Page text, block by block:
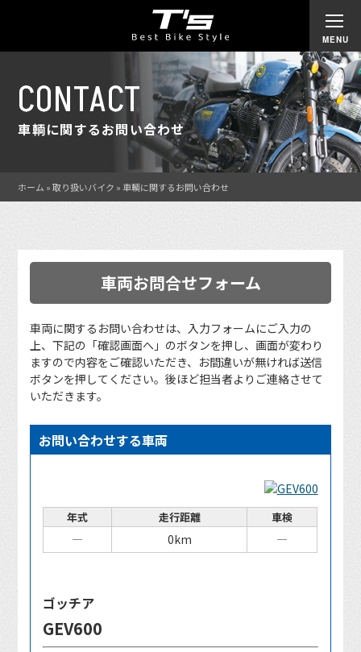
CONTACT
車輌に関するお問い合わせ
ホーム »取り扱いバイク »車輌に関するお問い合わせ
車両お問合せフォーム
車両に関するお問い合わせは、入力フォームにご入力の
上、下記の「確認画面へ」のボタンを押し、画面が変わり
ますので内容をご確認いただき、お間違いが無ければ送信
ボタンを押してください。後ほど担当者よりご連絡させて
いただきます。
お問い合わせする車両
年式 走行距離 車検
― 0km ―
ゴッチア
GEV600